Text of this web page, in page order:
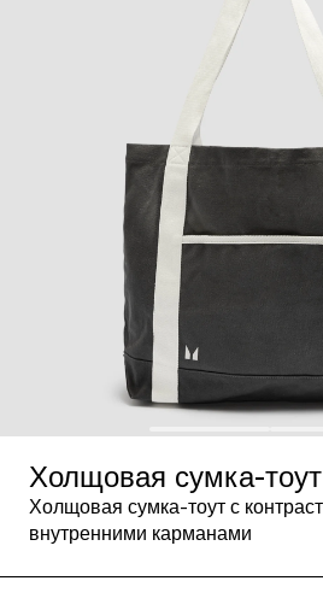
Холщовая сумка-
Холщовая сумка-тоут с
внутренними карманами